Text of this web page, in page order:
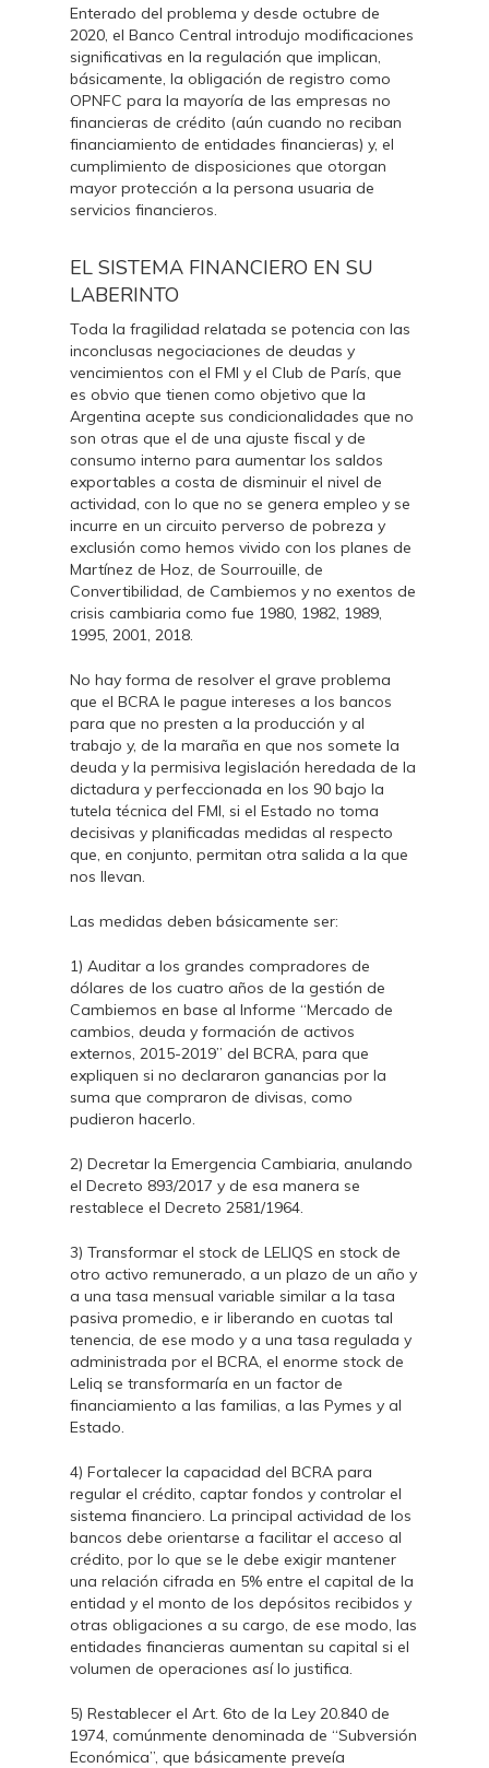
Enterado del problema y desde octubre de
2020, el Banco Central introdujo modificaciones
significativas en la regulación que implican,
básicamente, la obligación de registro como
OPNFC para la mayoría de las empresas no
financieras de crédito (aún cuando no reciban
financiamiento de entidades financieras) y, el
cumplimiento de disposiciones que otorgan
mayor protección a la persona usuaria de
servicios financieros.
EL SISTEMA FINANCIERO EN SU
LABERINTO
Toda la fragilidad relatada se potencia con las
inconclusas negociaciones de deudas y
vencimientos con el FMI y el Club de París, que
es obvio que tienen como objetivo que la
Argentina acepte sus condicionalidades que no
son otras que el de una ajuste fiscal y de
consumo interno para aumentar los saldos
exportables a costa de disminuir el nivel de
actividad, con lo que no se genera empleo y se
incurre en un circuito perverso de pobreza y
exclusión como hemos vivido con los planes de
Martínez de Hoz, de Sourrouille, de
Convertibilidad, de Cambiemos y no exentos de
crisis cambiaria como fue 1980, 1982, 1989,
1995, 2001, 2018.
No hay forma de resolver el grave problema
que el BCRA le pague intereses a los bancos
para que no presten a la producción y al
trabajo y, de la maraña en que nos somete la
deuda y la permisiva legislación heredada de la
dictadura y perfeccionada en los 90 bajo la
tutela técnica del FMI, si el Estado no toma
decisivas y planificadas medidas al respecto
que, en conjunto, permitan otra salida a la que
nos llevan.
Las medidas deben básicamente ser:
1) Auditar a los grandes compradores de
dólares de los cuatro años de la gestión de
Cambiemos en base al Informe “Mercado de
cambios, deuda y formación de activos
externos, 2015-2019” del BCRA, para que
expliquen si no declararon ganancias por la
suma que compraron de divisas, como
pudieron hacerlo.
2) Decretar la Emergencia Cambiaria, anulando
el Decreto 893/2017 y de esa manera se
restablece el Decreto 2581/1964.
3) Transformar el stock de LELIQS en stock de
otro activo remunerado, a un plazo de un año y
a una tasa mensual variable similar a la tasa
pasiva promedio, e ir liberando en cuotas tal
tenencia, de ese modo y a una tasa regulada y
administrada por el BCRA, el enorme stock de
Leliq se transformaría en un factor de
financiamiento a las familias, a las Pymes y al
Estado.
4) Fortalecer la capacidad del BCRA para
regular el crédito, captar fondos y controlar el
sistema financiero. La principal actividad de los
bancos debe orientarse a facilitar el acceso al
crédito, por lo que se le debe exigir mantener
una relación cifrada en 5% entre el capital de la
entidad y el monto de los depósitos recibidos y
otras obligaciones a su cargo, de ese modo, las
entidades financieras aumentan su capital si el
volumen de operaciones así lo justifica.
5) Restablecer el Art. 6to de la Ley 20.840 de
1974, comúnmente denominada de “Subversión
Económica”, que básicamente preveía